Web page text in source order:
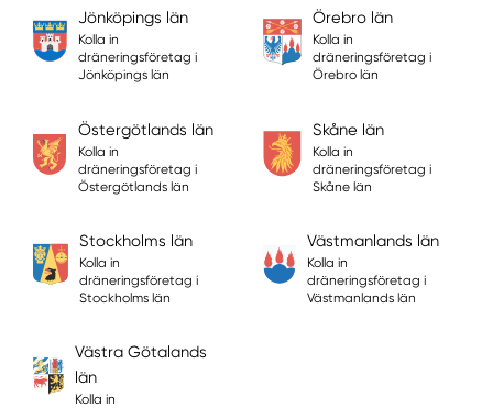
Jönköpings län
Kolla in
dräneringsföretag i
Jönköpings län
Örebro län
Kolla in
dräneringsföretag i
Örebro län
Östergötlands län
Kolla in
dräneringsföretag i
Östergötlands län
Skåne län
Kolla in
dräneringsföretag i
Skåne län
Stockholms län
Kolla in
dräneringsföretag i
Stockholms län
Västmanlands län
Kolla in
dräneringsföretag i
Västmanlands län
Västra Götalands
län
Kolla in